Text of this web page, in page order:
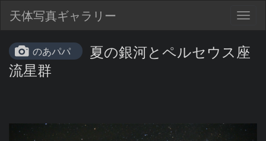
天体写真ギャラリー
のあパパ
夏の銀河とペルセウス座
流星群